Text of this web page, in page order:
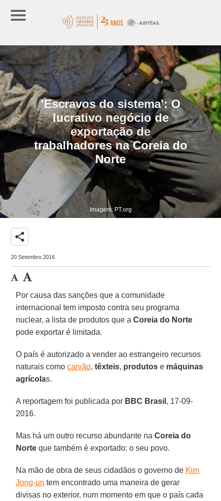
'Escravos do sistema': O
lucrativo negócio de
exportação de
trabalhadores na Coreia do
Norte
Imagem: PT.org
share
20 Setembro 2016
Por causa das sanções que a comunidade
internacional tem imposto contra seu programa
nuclear, a lista de produtos que aCoreia do Norte
pode exportar é limitada.
O país é autorizado a vender ao estrangeiro recursos
naturais comocarvão,têxteis, produtos e máquinas
agrícolas.
A reportagem foi publicada por BBC Brasil , 17-09-
2016.
Mas há um outro recurso abundante naCoreia do
Norte que também é exportado: o seu povo.
Na mão de obra de seus cidadãos o governo de Kim
Jong-un tem encontrado uma maneira de gerar
divisas no exterior, num momento em que o país cada